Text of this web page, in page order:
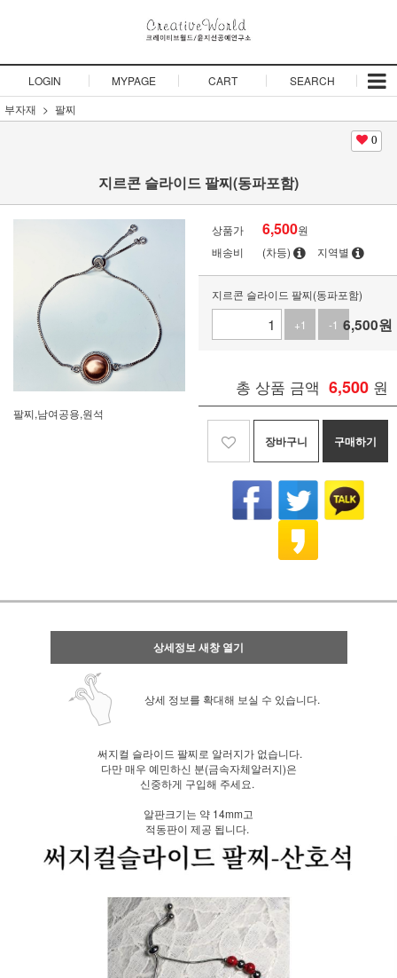
LOGIN MYPAGE CART
SEARCH
부자재
팔찌
0
지르콘 슬라이드 팔찌(동파포함)
팔찌,남여공용,원석
상품가 6,500원
배송비
(차등) 지역별
지르콘 슬라이드 팔찌(동파포함)
+1
-1 6,500원
총 상품 금액 6,500 원
장바구니 구매하기
상세정보 새창 열기
상세 정보를 확대해 보실 수 있습니다.
써지컬 슬라이드 팔찌로 알러지가 없습니다.
다만 매우 예민하신 분(금속자체알러지)은
신중하게 구입해 주세요.
알판크기는 약 14mm고
적동판이 제공 됩니다.